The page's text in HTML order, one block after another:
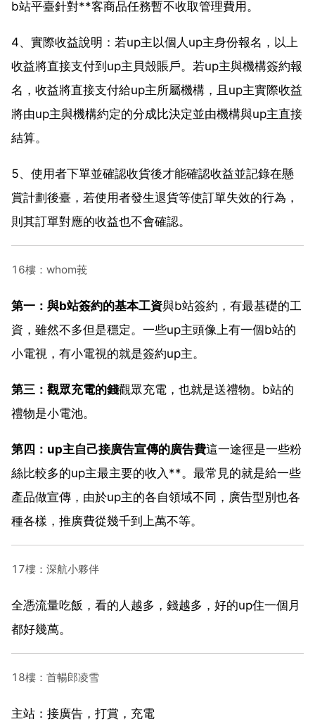
b站平臺針對**客商品任務暫不收取管理費用。
4、實際收益說明：若up主以個人up主身份報名，以上
收益將直接支付到up主貝殼賬戶。若up主與機構簽約報
名，收益將直接支付給up主所屬機構，且up主實際收益
將由up主與機構約定的分成比決定並由機構與up主直接
結算。
5、使用者下單並確認收貨後才能確認收益並記錄在懸
賞計劃後臺，若使用者發生退貨等使訂單失效的行為，
則其訂單對應的收益也不會確認。
16樓：whom莪
第一：與b站簽約的基本工資與b站簽約，有最基礎的工
資，雖然不多但是穩定。一些up主頭像上有一個b站的
小電視，有小電視的就是簽約up主。
第三：觀眾充電的錢觀眾充電，也就是送禮物。b站的
禮物是小電池。
第四：up主自己接廣告宣傳的廣告費這一途徑是一些粉
絲比較多的up主最主要的收入**。最常見的就是給一些
產品做宣傳，由於up主的各自領域不同，廣告型別也各
種各樣，推廣費從幾千到上萬不等。
17樓：深航小夥伴
全憑流量吃飯，看的人越多，錢越多，好的up住一個月
都好幾萬。
18樓：首暢郎凌雪
主站：接廣告，打賞，充電